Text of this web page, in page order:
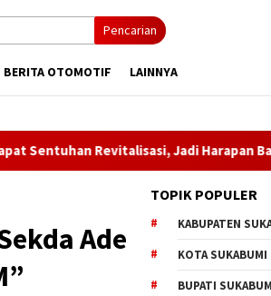
Pencarian
BERITA OTOMOTIF LAINNYA
Jadi Harapan Baru untuk
Ade
TOPIK POPULER
KABUPATEN
KOTA SUKABUMI
BUPATI